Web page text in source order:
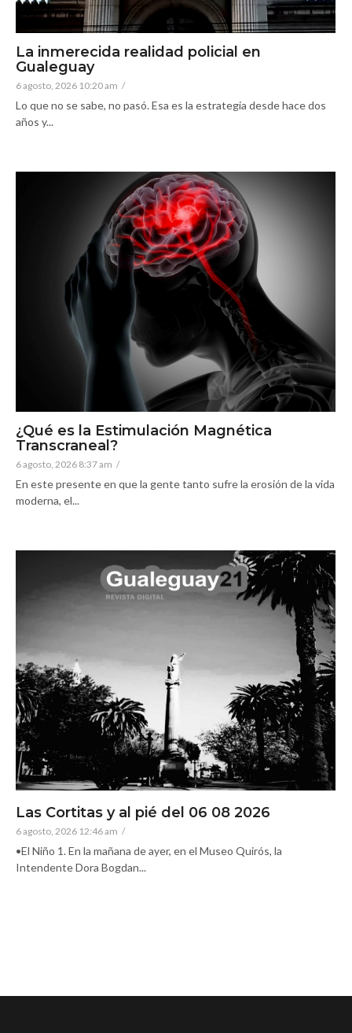
La inmerecida realidad policial en
Gualeguay
6 agosto, 2026 10:20 am /
Lo que no se sabe, no pasó. Esa es la estrategia desde hace dos
años y...
¿Qué es la Estimulación Magnética
Transcraneal?
6 agosto, 2026 8:37 am /
En este presente en que la gente tanto sufre la erosión de la vida
moderna, el...
Las Cortitas y al pié del 06 08 2026
6 agosto, 2026 12:46 am /
•El Niño 1. En la mañana de ayer, en el Museo Quirós, la
Intendente Dora Bogdan...